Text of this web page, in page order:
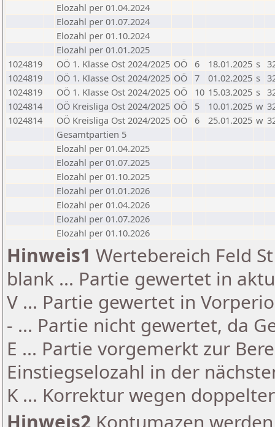
Elozahl per 01.04.2024
Elozahl per 01.07.2024
Elozahl per 01.10.2024
Elozahl per 01.01.2025
1024819
OÖ 1. Klasse Ost 2024/2025 OÖ 6 18.01.2025 s
1024819
OÖ 1. Klasse Ost 2024/2025 OÖ 7 01.02.2025 s
1024819
OÖ 1. Klasse Ost 2024/2025 OÖ 10 15.03.2025 s
1024814
OÖ Kreisliga Ost 2024/2025 OÖ 5 10.01.2025 w
1024814
OÖ Kreisliga Ost 2024/2025 OÖ 6 25.01.2025 w
Gesamtpartien 5
Elozahl per 01.04.2025
Elozahl per 01.07.2025
Elozahl per 01.10.2025
Elozahl per 01.01.2026
Elozahl per 01.04.2026
Elozahl per 01.07.2026
Elozahl per 01.10.2026
Hinweis1 Wertebereich Feld
blank ... Partie gewertet in
V ... Partie gewertet in
- ... Partie nicht gewertet, da
E ... Partie vorgemerkt zur
Einstiegselozahl in der
K ... Korrektur wegen
Hinweis2 Kontumazen